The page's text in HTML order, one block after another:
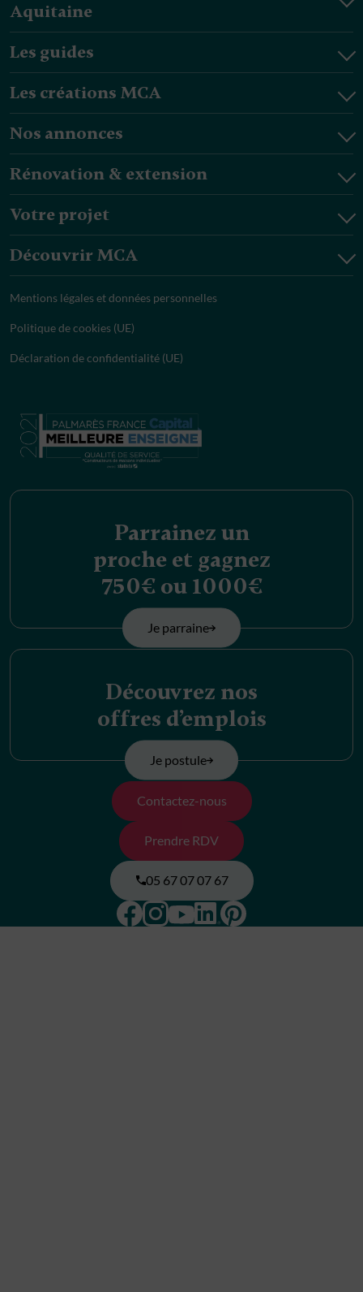
Aquitaine
Les guides
Les créations MCA
Nos annonces
Rénovation & extension
Votre projet
Découvrir MCA
Mentions légales et données personnelles
Politique de cookies (UE)
Déclaration de confidentialité (UE)
Parrainez un
proche et gagnez
750€ ou 1000€
Je parraine
Découvrez nos
offres d’emplois
Je postule
Contactez-nous
Prendre RDV
05 67 07 07 67
FacebookInstagram
YoutubeLinkedinPinterest